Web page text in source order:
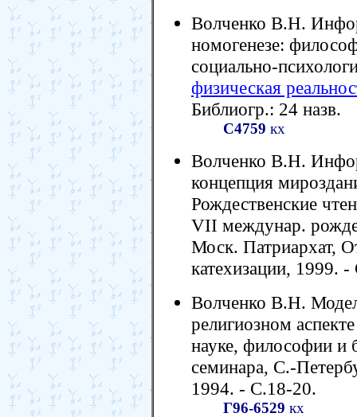
Волченко В.Н.
номогенезе:
социально-
физическая
Библиогр.: 24 назв.
С4759 кх
Волченко В.Н.
концепция
Рождественские
VII междунар.
Моск. Патриархат,
катехизации, 1999.
Волченко В.Н.
религиозном
науке, философии и
семинара, С.-
1994. - С.18-20.
Г96-6529 кх